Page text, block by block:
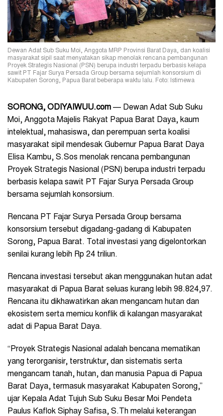
Dewan Adat Sub Suku Moi, Anggota MRP Provinsi Barat Daya, dan koalisi
masyarakat sipil saat menyatakan sikap menolak rencana pembangunan
Proyek Strategis Nasional (PSN) berupa industri terpadu berbasis kelapa
sawit PT Fajar Surya Persada Group bersama sejumlah konsorsium di
Kabupaten Sorong, Papua Barat beberapa waktu lalu. Foto: Istimewa
SORONG, ODIYAIWUU.com — Dewan Adat Sub Suku
Moi, Anggota Majelis Rakyat Papua Barat Daya, kaum
intelektual, mahasiswa, dan perempuan serta koalisi
masyarakat sipil mendesak Gubernur Papua Barat Daya
Elisa Kambu, S.Sos menolak rencana pembangunan
Proyek Strategis Nasional (PSN) berupa industri terpadu
berbasis kelapa sawit PT Fajar Surya Persada Group
bersama sejumlah konsorsium.
Rencana PT Fajar Surya Persada Group bersama
konsorsium tersebut digadang-gadang di Kabupaten
Sorong, Papua Barat. Total investasi yang digelontorkan
senilai kurang lebih Rp 24 triliun.
Rencana investasi tersebut akan menggunakan hutan adat
masyarakat di Papua Barat seluas kurang lebih 98.824,97.
Rencana itu dikhawatirkan akan mengancam hutan dan
ekosistem serta memicu konflik di kalangan masyarakat
adat di Papua Barat Daya.
“Proyek Strategis Nasional adalah bencana mematikan
yang terorganisir, terstruktur, dan sistematis serta
mengancam tanah, hutan, dan manusia Papua di Papua
Barat Daya, termasuk masyarakat Kabupaten Sorong,”
ujar Kepala Adat Tujuh Sub Suku Besar Moi Pendeta
Paulus Kaflok Siphay Safisa, S.Th melalui keterangan